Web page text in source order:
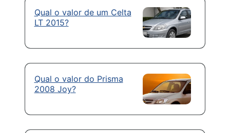
Qual o valor de um Celta
LT 2015?
Qual o valor do Prisma
2008 Joy?